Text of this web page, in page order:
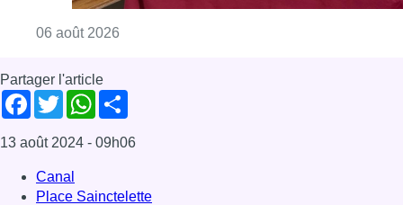
06 août 2026
Partager l'article
Facebook
TwitterWhatsApp
13 août 2024 - 09h06
Canal
Place Sainctelette